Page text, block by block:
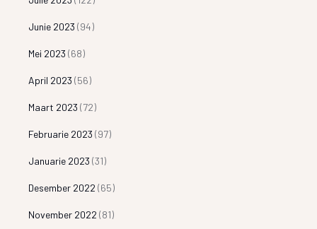
Junie 2023 (94)
Mei 2023 (68)
April 2023 (56)
Maart 2023 (72)
Februarie 2023 (97)
Januarie 2023 (31)
Desember 2022 (65)
November 2022 (81)